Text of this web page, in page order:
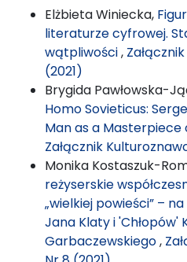
Elżbieta Winiecka,
literaturze cyfrowej.
wątpliwości,
(2021)
Brygida Pawłowska-
Homo Sovieticus:
Man as a
Załącznik
Monika Kostaszuk-
reżyserskie
„wielkiej powieści” –
Jana Klaty i 'Chłopów'
Garbaczewskiego,